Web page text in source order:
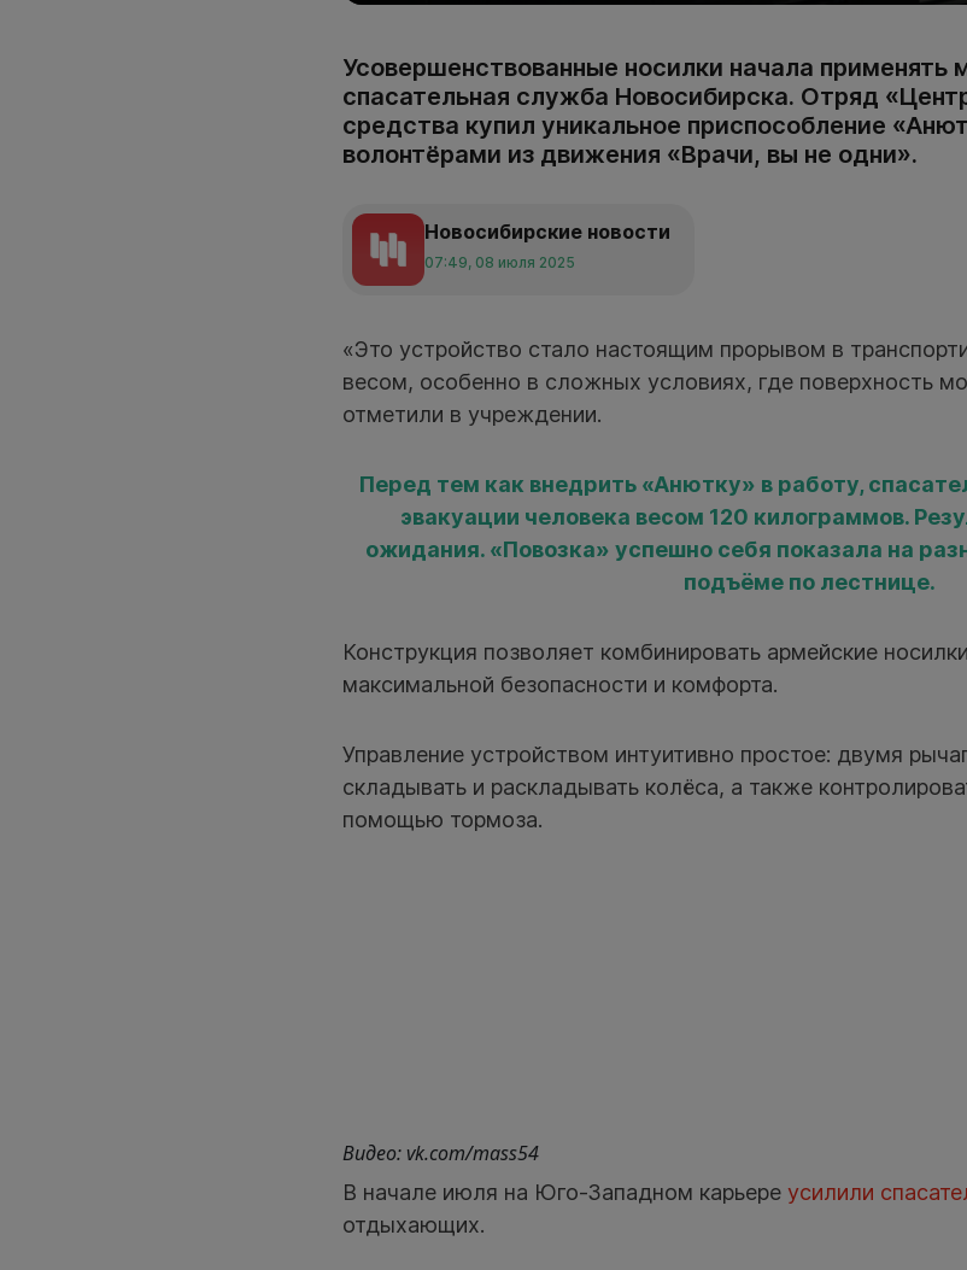
Усовершенствованные носилки начала применять
спасательная служба Новосибирска. Отряд
средства купил уникальное приспособление
волонтёрами из движения «Врачи, вы не одни».
Новосибирские новости
07:49, 08 июля 2025
«Это устройство стало настоящим прорывом в
весом, особенно в сложных условиях, где поверхность
отметили в учреждении.
Перед тем как внедрить «Анютку» в работу,
эвакуации человека весом 120 килограммов.
ожидания. «Повозка» успешно себя показала на
подъёме по лестнице.
Конструкция позволяет комбинировать армейские
максимальной безопасности и комфорта.
Управление устройством интуитивно простое: двумя
складывать и раскладывать колёса, а также
помощью тормоза.
Видео: vk.com/mass54
В начале июля на Юго-Западном карьере усилили
отдыхающих.